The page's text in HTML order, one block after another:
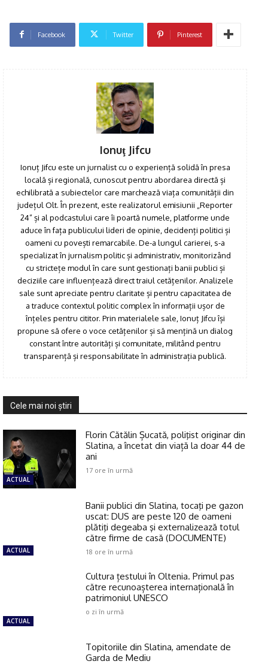
Facebook Twitter Pinterest
Ionuţ Jifcu
Ionuț Jifcu este un jurnalist cu o experiență solidă în presa
locală și regională, cunoscut pentru abordarea directă și
echilibrată a subiectelor care marchează viața comunității din
județul Olt. În prezent, este realizatorul emisiunii „Reporter
24” și al podcastului care îi poartă numele, platforme unde
aduce în fața publicului lideri de opinie, decidenți politici și
oameni cu povești remarcabile. De-a lungul carierei, s-a
specializat în jurnalism politic și administrativ, monitorizând
cu strictețe modul în care sunt gestionați banii publici și
deciziile care influențează direct traiul cetățenilor. Analizele
sale sunt apreciate pentru claritate și pentru capacitatea de
a traduce contextul politic complex în informații ușor de
înțeles pentru cititor. Prin materialele sale, Ionuț Jifcu își
propune să ofere o voce cetățenilor și să mențină un dialog
constant între autorități și comunitate, militând pentru
transparență și responsabilitate în administrația publică.
Cele mai noi ştiri
ACTUAL
Florin Cătălin Șucată, poliţist originar din
Slatina, a încetat din viață la doar 44 de
ani
17 ore în urmă
ACTUAL
Banii publici din Slatina, tocaţi pe gazon
uscat: DUS are peste 120 de oameni
plătiţi degeaba şi externalizează totul
către firme de casă (DOCUMENTE)
18 ore în urmă
ACTUAL
Cultura țestului în Oltenia. Primul pas
către recunoașterea internațională în
patrimoniul UNESCO
o zi în urmă
Topitoriile din Slatina, amendate de
Garda de Mediu